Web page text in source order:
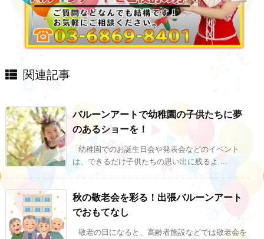
関連記事
バルーンアートで幼稚園の子供たちに夢
のあるショーを！
幼稚園でのお誕生日会や発表会などのイベント
は、できるだけ子供たちの思い出に残るよ ...
秋の敬老会を彩る！出張バルーンアート
でおもてなし
敬老の日になると、高齢者施設などでは敬老会を